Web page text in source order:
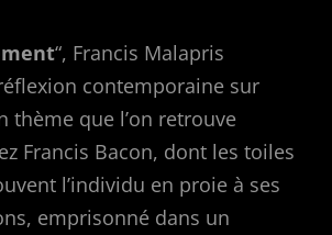
“, Francis Malapris
contemporaine sur
thème que l’on retrouve
Francis Bacon, dont les toiles
l’individu en proie à ses
emprisonné dans un